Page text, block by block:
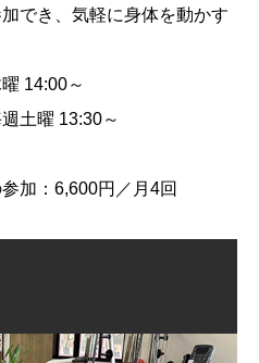
でき、気軽に身体を動かす
14:00～
土曜 13:30～
加：6,600円／月4回